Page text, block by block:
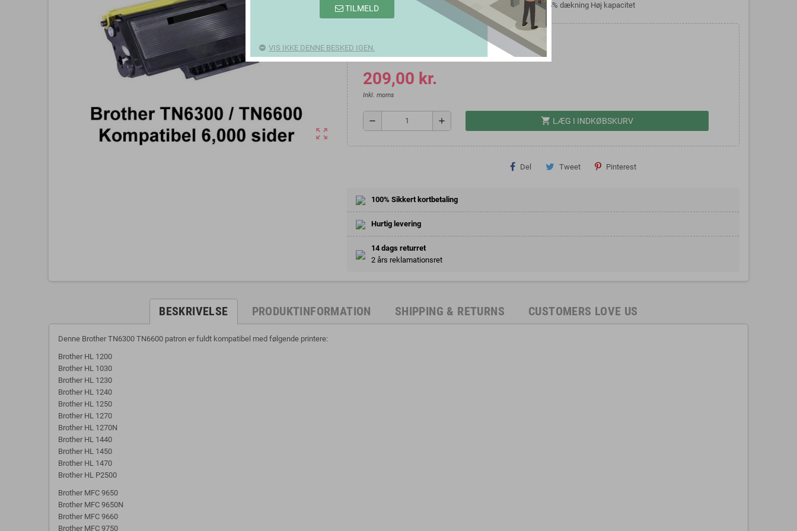
zoom_out_map
Brother TN6300 TN6600 kompatibel sort toner 6,000 sider v/5% dækning Høj kapacitet
Farve
209,00 kr.
Inkl. moms
remove add shopping_cart LÆG I INDKØBSKURV
Del Tweet Pinterest
100% Sikkert kortbetaling
Hurtig levering
14 dags returret
2 års reklamationsret
BESKRIVELSE PRODUKTINFORMATION SHIPPING & RETURNS CUSTOMERS LOVE US
Denne Brother TN6300 TN6600 patron er fuldt kompatibel med følgende printere:
Brother HL 1200
Brother HL 1030
Brother HL 1230
Brother HL 1240
Brother HL 1250
Brother HL 1270
Brother HL 1270N
Brother HL 1440
Brother HL 1450
Brother HL 1470
Brother HL P2500
Brother MFC 9650
Brother MFC 9650N
Brother MFC 9660
Brother MFC 9750
TILMELD
VIS IKKE DENNE BESKED IGEN.